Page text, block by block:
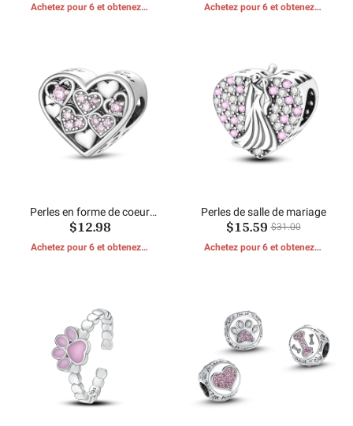
Achetez pour 6 et obtenez 1
Achetez pour 6 et obtenez 1
Perles en forme de coeur
rose
$12.98
Achetez pour 6 et obtenez 1
Perles de salle de mariage
$15.59 $31.00
Achetez pour 6 et obtenez 1